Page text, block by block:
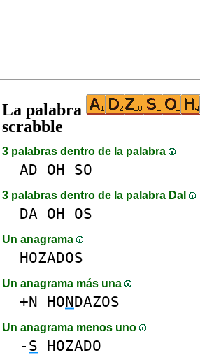
La palabra
scrabble
3 palabras dentro de la palabra
AD OH SO
3 palabras dentro de la palabra DaI
DA OH OS
Un anagrama
HOZADOS
Un anagrama más una
+N HONDAZOS
Un anagrama menos uno
- S HOZADO